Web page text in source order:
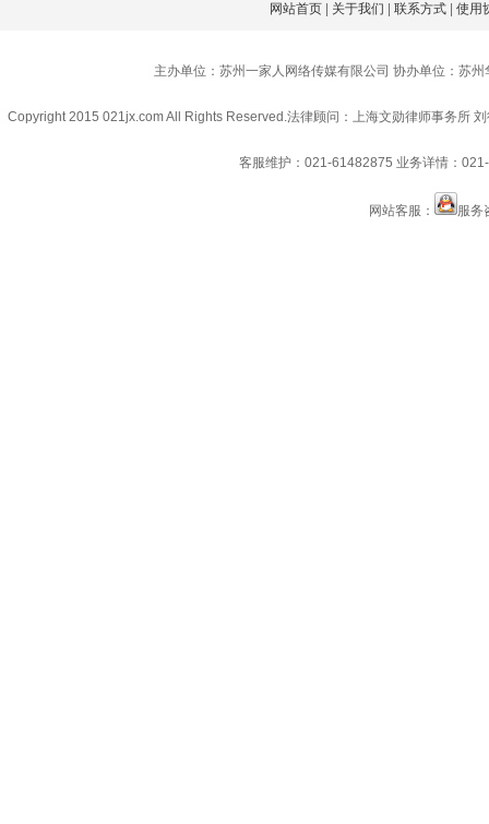
网站首页 关于我们 |联系方式 |使用
主办单位：苏州一家人网络传媒有限公司 协办单位：苏
Copyright 2015 021jx.com All Rights Reserved.法律顾问：上海文勋律师事务所
客服维护：021-61482875 业务详情：
网站客服： 服务